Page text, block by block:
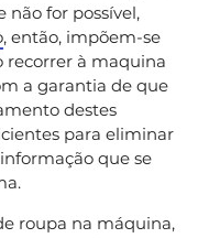
não for possível,
, então, impõem-se
recorrer à maquina
a garantia de que
destes
para eliminar
que se
roupa na máquina,